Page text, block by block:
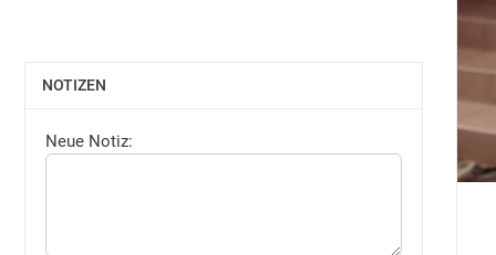
NOTIZEN
EINBLENDEN
Neue Notiz: